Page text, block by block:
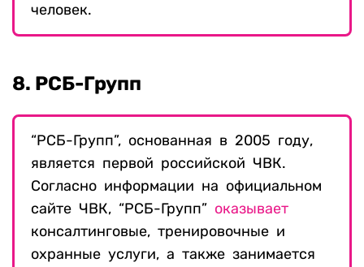
человек.
8. РСБ-Групп
“РСБ-Групп”, основанная в 2005 году,
является первой российской ЧВК.
Согласно информации на официальном
сайте ЧВК, “РСБ-Групп” оказывает
консалтинговые, тренировочные и
охранные услуги, а также занимается